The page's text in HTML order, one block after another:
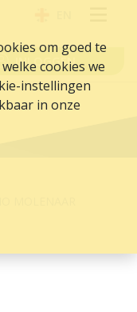
INLOGGEN
MOLENAAR
om goed te
cookies we
instellingen
in onze